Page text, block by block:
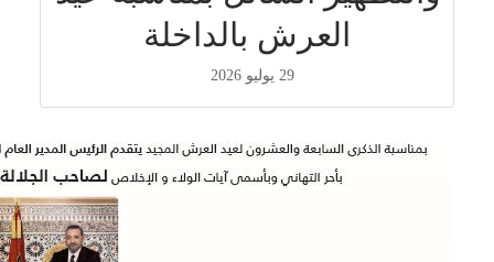
العرش بالداخلة
29 يوليو 2026